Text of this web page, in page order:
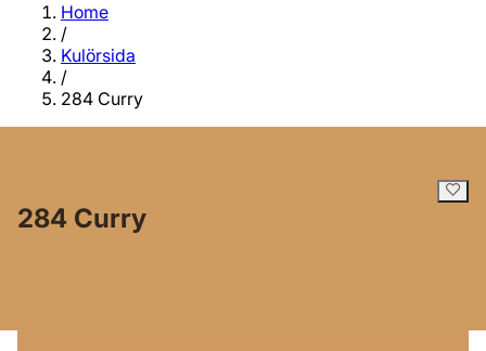
Home
/
Kulörsida
/
284 Curry
284 Curry